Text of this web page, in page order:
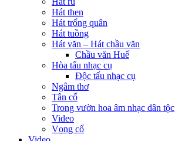
Hát then
Hát trống quân
Hát tuồng
Hát văn – Hát chầu văn
Chầu văn Huế
Hòa tấu nhạc cụ
Độc tấu nhạc cụ
Ngâm thơ
Tân cổ
Trong vườn hoa âm nhạc dân tộc
Video
Vọng cổ